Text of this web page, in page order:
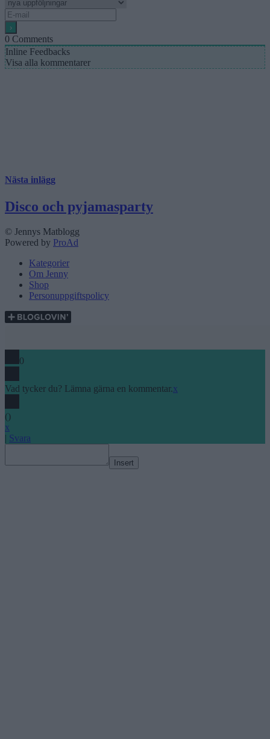
0 Comments
Inline Feedbacks
Visa alla kommentarer
Nästa inlägg
Disco och pyjamasparty
© Jennys Matblogg
Powered by ProAd
Kategorier
Om Jenny
Shop
Personuppgiftspolicy
0
Vad tycker du? Lämna gärna en kommentar.x
()
x
| Svara
Insert